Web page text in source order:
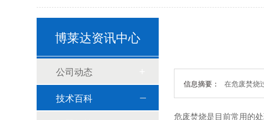
信息摘要： 在危废焚烧
危废焚烧是目前常用的
博莱达资讯中心
公司动态
技术百科